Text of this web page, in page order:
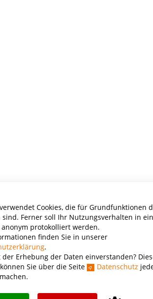
Cookies, die für Grundfunktionen
Ferner soll Ihr Nutzungsverhalten in
protokolliert werden.
finden Sie in unserer
.
der Erhebung der Daten einverstanden?
Sie über die Seite
Datenschutz